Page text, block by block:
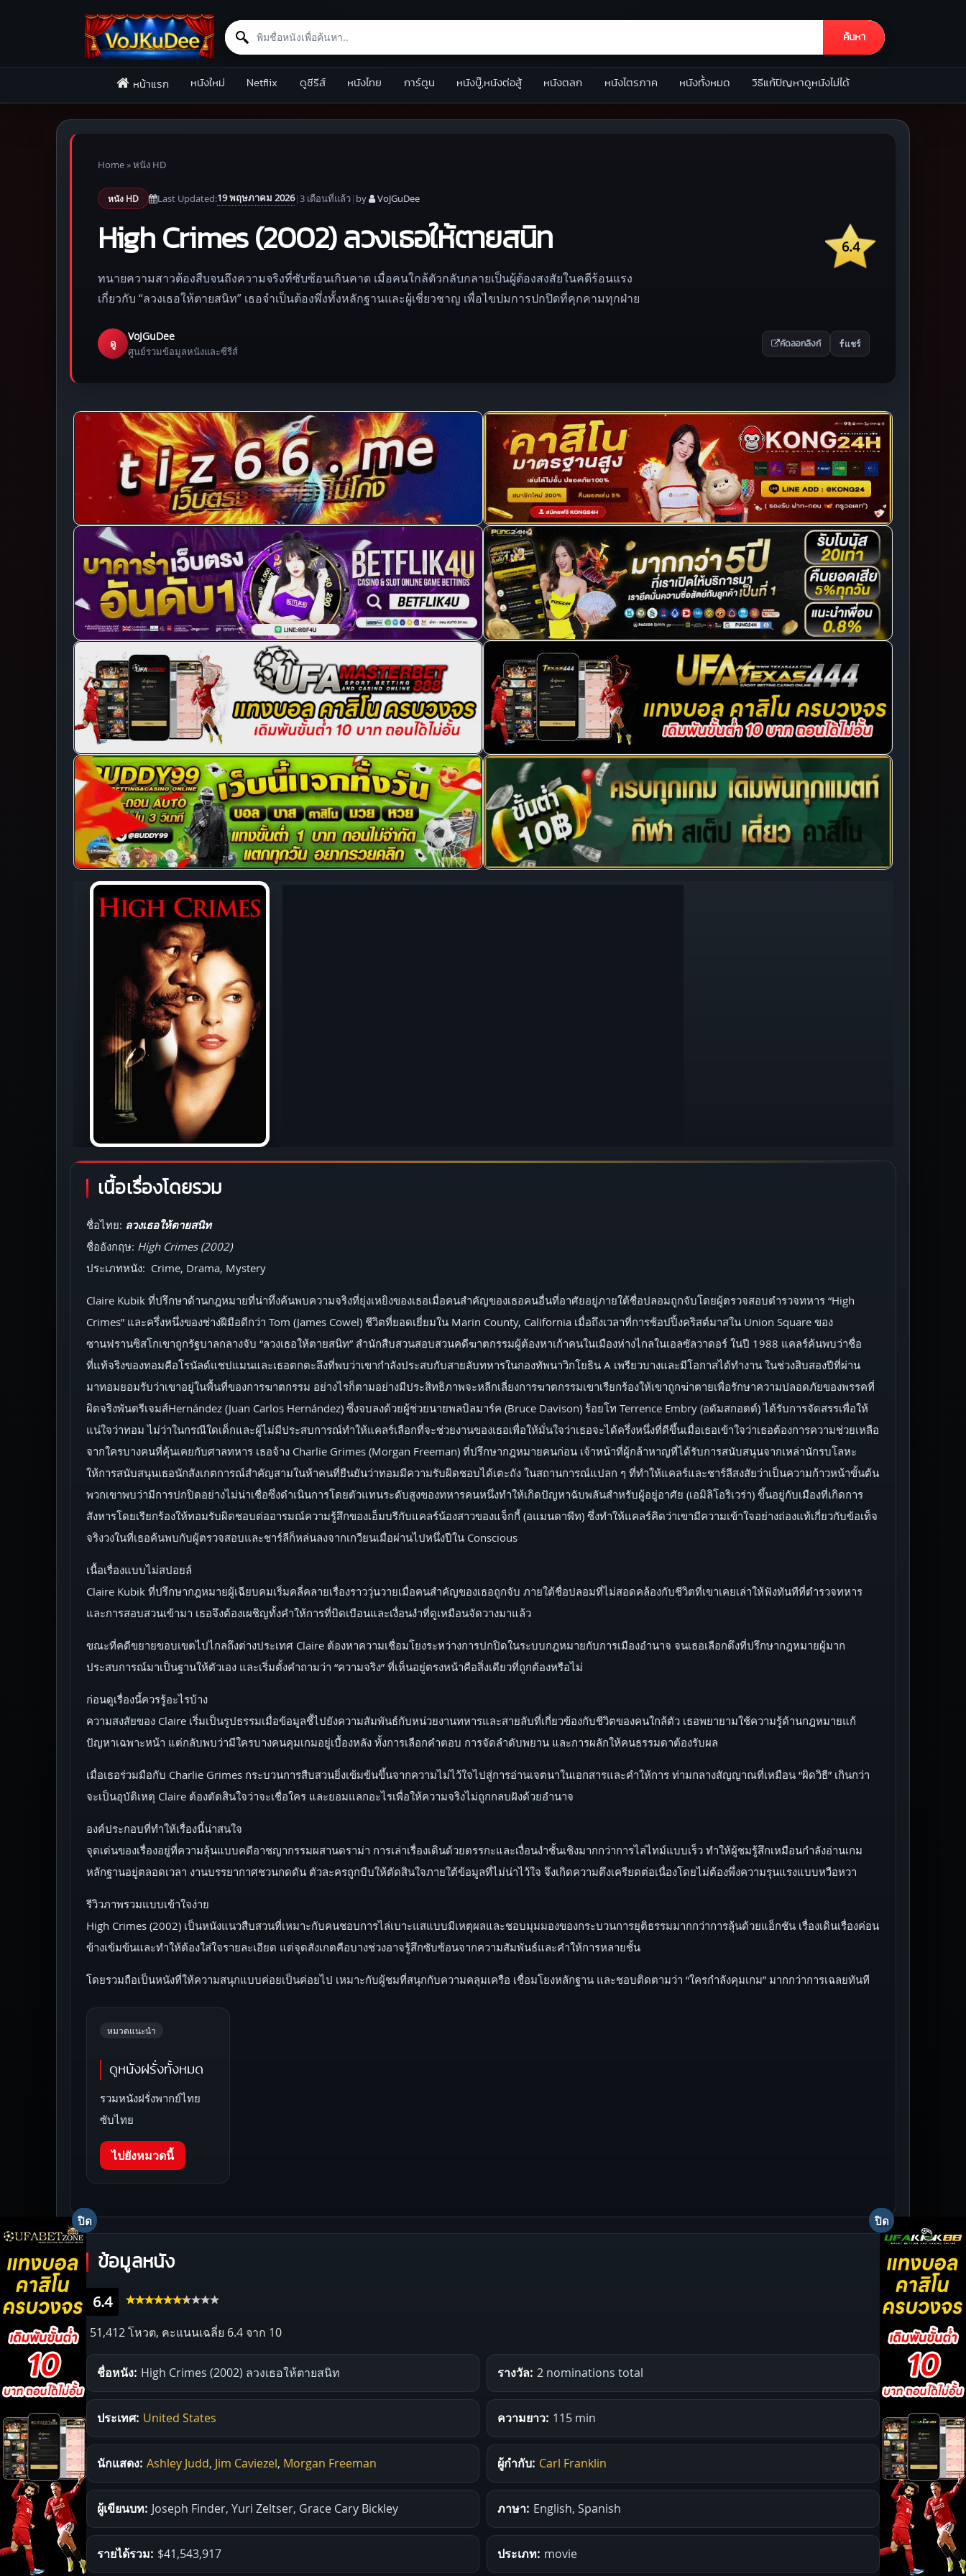
Search for:
ค้นหา
หน้าแรก หนังใหม่ Netflix ดูซีรีส์ หนังไทย การ์ตูน หนังบู๊,หนังต่อสู้ หนังตลก หนังไตรภาค หนังทั้งหมด วิธีแก้ปัญหาดูหนังไม่ได้
Home»หนัง HD
หนัง HD Last Updated:19 พฤษภาคม 2026|3 เดือนที่แล้ว| by VoJGuDee
6.4
High Crimes (2002) ลวงเธอให้ตายสนิท
ทนายความสาวต้องสืบจนถึงความจริงที่ซับซ้อนเกินคาด เมื่อคนใกล้ตัวกลับกลายเป็นผู้ต้องสงสัยในคดีร้อนแรง
เกี่ยวกับ “ลวงเธอให้ตายสนิท” เธอจำเป็นต้องพึ่งทั้งหลักฐานและผู้เชี่ยวชาญ เพื่อไขปมการปกปิดที่คุกคามทุกฝ่าย
ดู
VoJGuDee
ศูนย์รวมข้อมูลหนังและซีรีส์
คัดลอกลิงก์ แชร์
เนื้อเรื่องโดยรวม
ชื่อไทย: ลวงเธอให้ตายสนิท
ชื่ออังกฤษ: High Crimes (2002)
ประเภทหนัง: Crime, Drama, Mystery
Claire Kubik ที่ปรึกษาด้านกฎหมายที่น่าทึ่งค้นพบความจริงที่ยุ่งเหยิงของเธอเมื่อคนสำคัญของเธอคนอื่นที่อาศัยอยู่ภายใต้ชื่อปลอมถูกจับโดยผู้ตรวจสอบตำรวจทหาร “High
Crimes” และครึ่งหนึ่งของช่างฝีมือดีกว่า Tom (James Cowel) ชีวิตที่ยอดเยี่ยมใน Marin County, California เมื่อถึงเวลาที่การช้อปปิ้งคริสต์มาสใน Union Square ของ
ซานฟรานซิสโกเขาถูกรัฐบาลกลางจับ “ลวงเธอให้ตายสนิท” สำนักสืบสวนสอบสวนคดีฆาตกรรมผู้ต้องหาเก้าคนในเมืองห่างไกลในเอลซัลวาดอร์ ในปี 1988 แคลร์ค้นพบว่าชื่อ
ที่แท้จริงของทอมคือโรนัลด์แชปแมนและเธอตกตะลึงที่พบว่าเขากำลังประสบกับสายลับทหารในกองทัพนาวิกโยธิน A เพรียวบางและมีโอกาสได้ทำงาน ในช่วงสิบสองปีที่ผ่าน
มาทอมยอมรับว่าเขาอยู่ในพื้นที่ของการฆาตกรรม อย่างไรก็ตามอย่างมีประสิทธิภาพจะหลีกเลี่ยงการฆาตกรรมเขาเรียกร้องให้เขาถูกฆ่าตายเพื่อรักษาความปลอดภัยของพรรคที่
ผิดจริงพันตรีเจมส์Hernández (Juan Carlos Hernández) ซึ่งจบลงด้วยผู้ช่วยนายพลบิลมาร์ค (Bruce Davison) ร้อยโท Terrence Embry (อดัมสกอตต์) ได้รับการจัดสรรเพื่อให้
แน่ใจว่าทอม ไม่ว่าในกรณีใดเด็กและผู้ไม่มีประสบการณ์ทำให้แคลร์เลือกที่จะช่วยงานของเธอเพื่อให้มั่นใจว่าเธอจะได้ครึ่งหนึ่งที่ดีขึ้นเมื่อเธอเข้าใจว่าเธอต้องการความช่วยเหลือ
จากใครบางคนที่คุ้นเคยกับศาลทหาร เธอจ้าง Charlie Grimes (Morgan Freeman) ที่ปรึกษากฎหมายคนก่อน เจ้าหน้าที่ผู้กล้าหาญที่ได้รับการสนับสนุนจากเหล่านักรบโลหะ
ให้การสนับสนุนเธอนักสังเกตการณ์สำคัญสามในห้าคนที่ยืนยันว่าทอมมีความรับผิดชอบได้เตะถัง ในสถานการณ์แปลก ๆ ที่ทำให้แคลร์และชาร์ลีสงสัยว่าเป็นความก้าวหน้าขั้นต้น
พวกเขาพบว่ามีการปกปิดอย่างไม่น่าเชื่อซึ่งดำเนินการโดยตัวแทนระดับสูงของทหารคนหนึ่งทำให้เกิดปัญหาฉับพลันสำหรับผู้อยู่อาศัย (เอมิลิโอริเวร่า) ขึ้นอยู่กับเมืองที่เกิดการ
สังหารโดยเรียกร้องให้ทอมรับผิดชอบต่ออารมณ์ความรู้สึกของเอ็มบรีกับแคลร์น้องสาวของแจ็กกี้ (อแมนดาพีท) ซึ่งทำให้แคลร์คิดว่าเขามีความเข้าใจอย่างถ่องแท้เกี่ยวกับข้อเท็จ
จริงวงในที่เธอค้นพบกับผู้ตรวจสอบและชาร์ลีก็หล่นลงจากเกวียนเมื่อผ่านไปหนึ่งปีใน Conscious
เนื้อเรื่องแบบไม่สปอยล์
Claire Kubik ที่ปรึกษากฎหมายผู้เฉียบคมเริ่มคลี่คลายเรื่องราววุ่นวายเมื่อคนสำคัญของเธอถูกจับ ภายใต้ชื่อปลอมที่ไม่สอดคล้องกับชีวิตที่เขาเคยเล่าให้ฟังทันทีที่ตำรวจทหาร
และการสอบสวนเข้ามา เธอจึงต้องเผชิญทั้งคำให้การที่บิดเบือนและเงื่อนงำที่ดูเหมือนจัดวางมาแล้ว
ขณะที่คดีขยายขอบเขตไปไกลถึงต่างประเทศ Claire ต้องหาความเชื่อมโยงระหว่างการปกปิดในระบบกฎหมายกับการเมืองอำนาจ จนเธอเลือกดึงที่ปรึกษากฎหมายผู้มาก
ประสบการณ์มาเป็นฐานให้ตัวเอง และเริ่มตั้งคำถามว่า “ความจริง” ที่เห็นอยู่ตรงหน้าคือสิ่งเดียวที่ถูกต้องหรือไม่
ก่อนดูเรื่องนี้ควรรู้อะไรบ้าง
ความสงสัยของ Claire เริ่มเป็นรูปธรรมเมื่อข้อมูลชี้ไปยังความสัมพันธ์กับหน่วยงานทหารและสายลับที่เกี่ยวข้องกับชีวิตของคนใกล้ตัว เธอพยายามใช้ความรู้ด้านกฎหมายแก้
ปัญหาเฉพาะหน้า แต่กลับพบว่ามีใครบางคนคุมเกมอยู่เบื้องหลัง ทั้งการเลือกคำตอบ การจัดลำดับพยาน และการผลักให้คนธรรมดาต้องรับผล
เมื่อเธอร่วมมือกับ Charlie Grimes กระบวนการสืบสวนยิ่งเข้มข้นขึ้นจากความไม่ไว้ใจไปสู่การอ่านเจตนาในเอกสารและคำให้การ ท่ามกลางสัญญาณที่เหมือน “ผิดวิธี” เกินกว่า
จะเป็นอุบัติเหตุ Claire ต้องตัดสินใจว่าจะเชื่อใคร และยอมแลกอะไรเพื่อให้ความจริงไม่ถูกกลบฝังด้วยอำนาจ
องค์ประกอบที่ทำให้เรื่องนี้น่าสนใจ
จุดเด่นของเรื่องอยู่ที่ความลุ้นแบบคดีอาชญากรรมผสานดราม่า การเล่าเรื่องเดินด้วยตรรกะและเงื่อนงำชั้นเชิงมากกว่าการไล่ไทม์แบบเร็ว ทำให้ผู้ชมรู้สึกเหมือนกำลังอ่านเกม
หลักฐานอยู่ตลอดเวลา งานบรรยากาศชวนกดดัน ตัวละครถูกบีบให้ตัดสินใจภายใต้ข้อมูลที่ไม่น่าไว้ใจ จึงเกิดความตึงเครียดต่อเนื่องโดยไม่ต้องพึ่งความรุนแรงแบบหวือหวา
รีวิวภาพรวมแบบเข้าใจง่าย
High Crimes (2002) เป็นหนังแนวสืบสวนที่เหมาะกับคนชอบการไล่เบาะแสแบบมีเหตุผลและชอบมุมมองของกระบวนการยุติธรรมมากกว่าการลุ้นด้วยแอ็กชัน เรื่องเดินเรื่องค่อน
ข้างเข้มข้นและทำให้ต้องใส่ใจรายละเอียด แต่จุดสังเกตคือบางช่วงอาจรู้สึกซับซ้อนจากความสัมพันธ์และคำให้การหลายชั้น
โดยรวมถือเป็นหนังที่ให้ความสนุกแบบค่อยเป็นค่อยไป เหมาะกับผู้ชมที่สนุกกับความคลุมเครือ เชื่อมโยงหลักฐาน และชอบติดตามว่า “ใครกำลังคุมเกม” มากกว่าการเฉลยทันที
หมวดแนะนำ
ดูหนังฝรั่งทั้งหมด
รวมหนังฝรั่งพากย์ไทย
ซับไทย
ไปยังหมวดนี้
ข้อมูลหนัง
6.4
51,412 โหวต, คะแนนเฉลี่ย 6.4 จาก 10
ชื่อหนัง: High Crimes (2002) ลวงเธอให้ตายสนิท รางวัล: 2 nominations total
ประเทศ: United States ความยาว: 115 min
นักแสดง: Ashley Judd, Jim Caviezel, Morgan Freeman ผู้กำกับ: Carl Franklin
ผู้เขียนบท: Joseph Finder, Yuri Zeltser, Grace Cary Bickley ภาษา: English, Spanish
รายได้รวม: $41,543,917 ประเภท: movie